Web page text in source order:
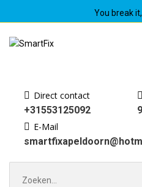
You break
Direct contact
+31553125092
E-Mail
naar: